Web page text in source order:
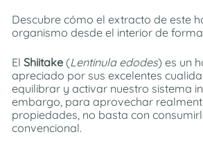
Descubre cómo el extracto de este
organismo desde el interior de
El Shiitake (Lentinula edodes) es un
apreciado por sus excelentes
equilibrar y activar nuestro sistema
embargo, para aprovechar
propiedades, no basta con
convencional.